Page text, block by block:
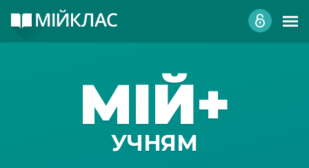
МІЙ+
УЧНЯМ